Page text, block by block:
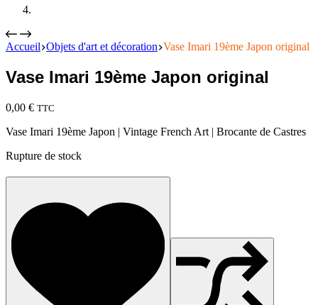
Accueil Objets d'art et décoration Vase Imari 19ème Japon original
Vase Imari 19ème Japon original
0,00 € TTC
Vase Imari 19ème Japon | Vintage French Art | Brocante de Castres
Rupture de stock